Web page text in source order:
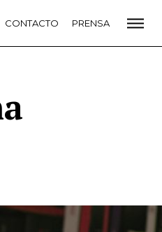
CONTACTO PRENSA
CONTACTO